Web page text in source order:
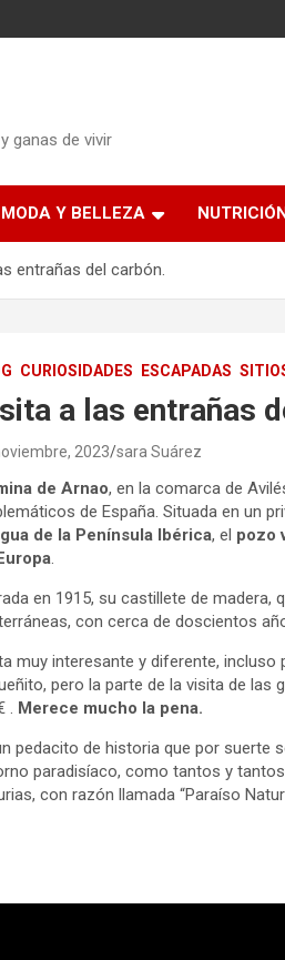
ganas de vivir
MODA Y BELLEZA
entrañas del carbón.
CURIOSIDADES ESCAPADAS
a las entrañas
2023 sara Suárez
de Arnao, en la comarca de
de España. Situada en un
de la Península Ibérica, el pozo
.
en 1915, su castillete de madera,
con cerca de doscientos
muy interesante y diferente, incluso
pero la parte de la visita de las
. Merece mucho la pena.
pedacito de historia que por suerte
paradisíaco, como tantos y
con razón llamada “Paraíso